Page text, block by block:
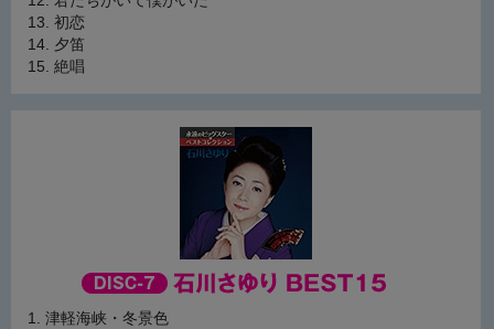
初恋
夕笛
絶唱
津軽海峡・冬景色